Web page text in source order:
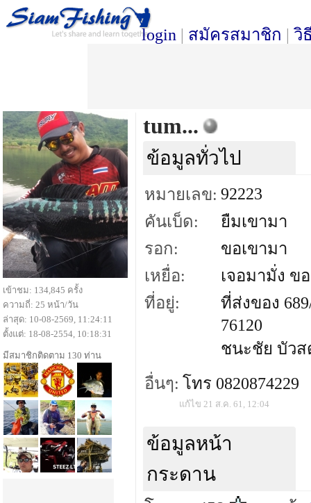
login | สมัครสมาชิก | วิ
tum...
ข้อมูลทั่วไป
หมายเลข: 92223
คันเบ็ด:
ยืมเขามา
รอก:
ขอเขามา
เหยื่อ:
เจอมามั่ง ข
ที่อยู่:
ที่ส่งของ
76120
ชนะชัย บัวส
อื่นๆ: โทร 0820874229
แก้ไข 21 ส.ค. 61, 12:04
ข้อมูลหน้า
กระดาน
เข้าชม: 134,845 ครั้ง
ความถี่: 25 หน้า/วัน
ล่าสุด: 10-08-2569, 11:24:11
ตั้งแต่: 18-08-2554, 10:18:31
มีสมาชิกติดตาม 130 ท่าน